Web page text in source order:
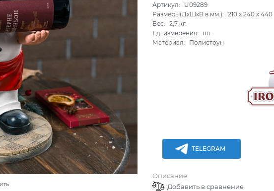
Артикул:
U09289
Размеры(ДхШхВ в мм.):
210 x240 x440
Вес:
2,7 кг.
Ед. измерения:
шт
Материал:
Полистоун
TELEGRAM
Описание
Добавить в сравнение